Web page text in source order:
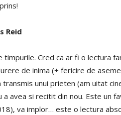
Reid
Cred ca ar fi o lectura
de inima (+ fericire de
unui prieten (am uitat
avea si recitit din nou. Este un
va implor… este o lectura